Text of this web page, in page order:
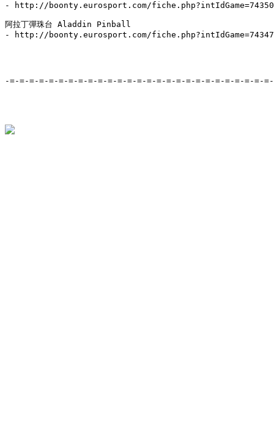
- http://boonty.eurosport.com/fiche.php?intIdGame=74350
阿拉丁彈珠台 Aladdin Pinball
- http://boonty.eurosport.com/fiche.php?intIdGame=74347
-=-=-=-=-=-=-=-=-=-=-=-=-=-=-=-=-=-=-=-=-=-=-=-=-=-=-